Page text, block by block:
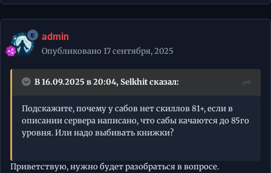
admin
Опубликовано 17 сентября, 2025
В 16.09.2025 в 20:04, Selkhitсказал:
Подскажите, почему у сабов нет скиллов 81+, если в
описании сервера написано, что сабы качаются до 85го
уровня. Или надо выбивать книжки?
Приветствую, нужно будет разобраться в вопросе.